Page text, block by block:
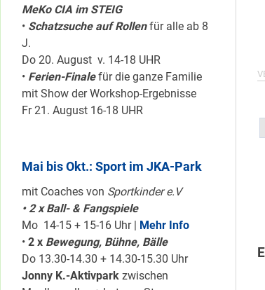
MeKo CIA im STEIG
• Schatzsuche auf Rollenfür alle ab 8
J.
Do 20. August v. 14-18 UHR
• Ferien-Finalefür die ganze Familie
mit Show der Workshop-Ergebnisse
Fr 21. August 16-18 UHR
Mai bis Okt.: Sport im JKA-Park
mit Coaches von Sportkinder e.V
• 2 x Ball- & Fangspiele
Mo 14-15 + 15-16 Uhr |
Mehr Info
• 2 x Bewegung, Bühne, Bälle
Do 13.30-14.30 + 14.30-15.30 Uhr
Jonny K.-Aktivpark zwischen